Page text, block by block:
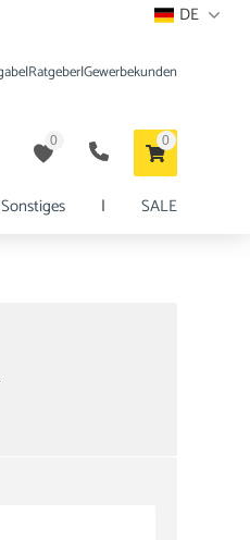
DE
|Ratgeber|Gewerbekunden
0 0
Sonstiges | SALE